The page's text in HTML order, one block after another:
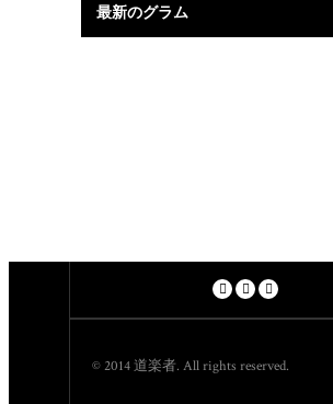
最新のグラム
© 2014 道楽者. All rights reserved.